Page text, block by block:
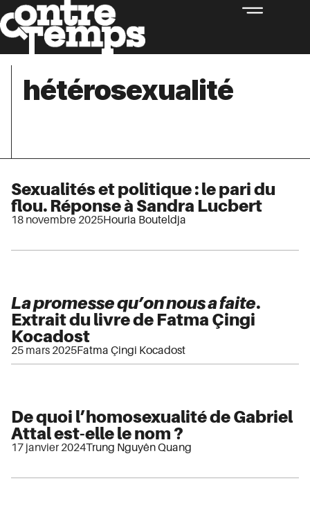
hétérosexualité
Sexualités et politique : le pari du
flou. Réponse à Sandra Lucbert
18 novembre 2025Houria Bouteldja
La promesse qu’on nous a faite.
Extrait du livre de Fatma Çingi
Kocadost
25 mars 2025Fatma Çingi Kocadost
De quoi l’homosexualité de Gabriel
Attal est-elle le nom ?
17 janvier 2024Trung Nguyên Quang